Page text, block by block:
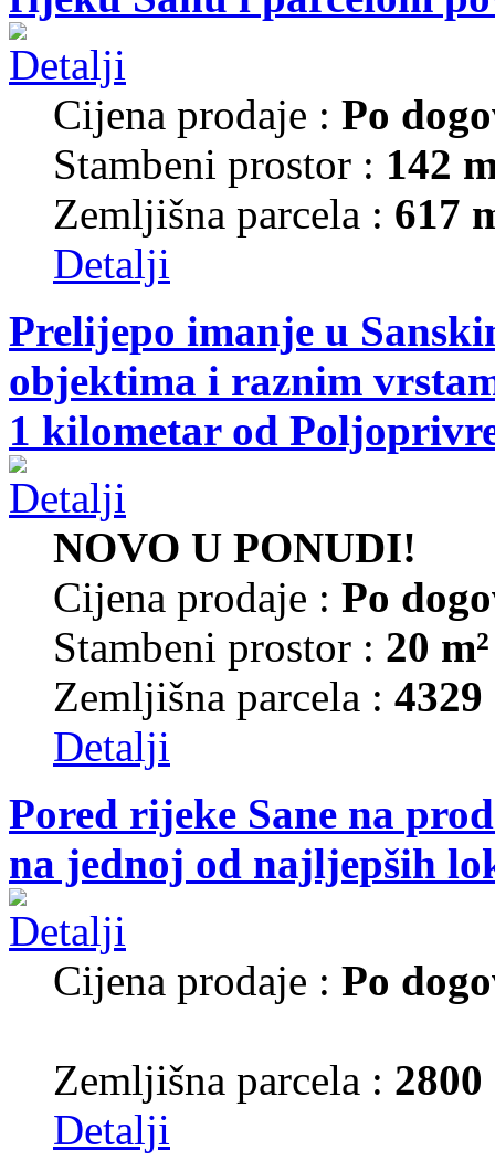
Cijena prodaje : Po
Stambeni prostor : 142
Zemljišna parcela : 617
Detalji
Prelijepo imanje u
objektima i raznim
1 kilometar od
NOVO U PONUDI!
Cijena prodaje : Po
Stambeni prostor : 20 m²
Zemljišna parcela : 4329
Detalji
Pored rijeke Sane na
na jednoj od najljepših
Cijena prodaje : Po
Zemljišna parcela : 2800
Detalji